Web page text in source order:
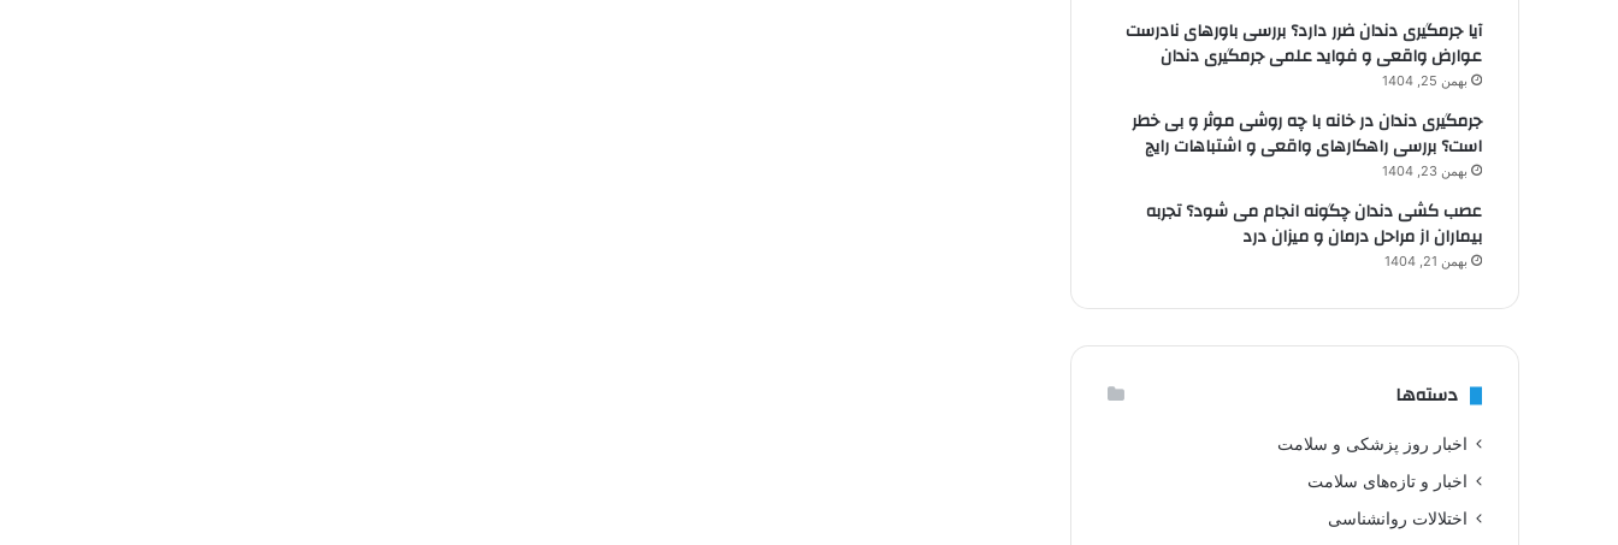
آیا جرمگیری دندان ضرر دارد؟ بررسی باورهای نادرست
عوارض واقعی و فواید علمی جرمگیری دندان
بهمن 25, 1404
جرمگیری دندان در خانه با چه روشی موثر و بی خطر
است؟ بررسی راهکارهای واقعی و اشتباهات رایج
بهمن 23, 1404
عصب کشی دندان چگونه انجام می شود؟ تجربه
بیماران از مراحل درمان و میزان درد
بهمن 21, 1404
دسته‌ها
اخبار روز پزشکی و سلامت
اخبار و تازه‌های سلامت
اختلالات روانشناسی